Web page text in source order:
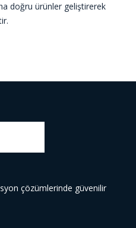
doğru ürünler geliştirerek
çözümlerinde güvenilir